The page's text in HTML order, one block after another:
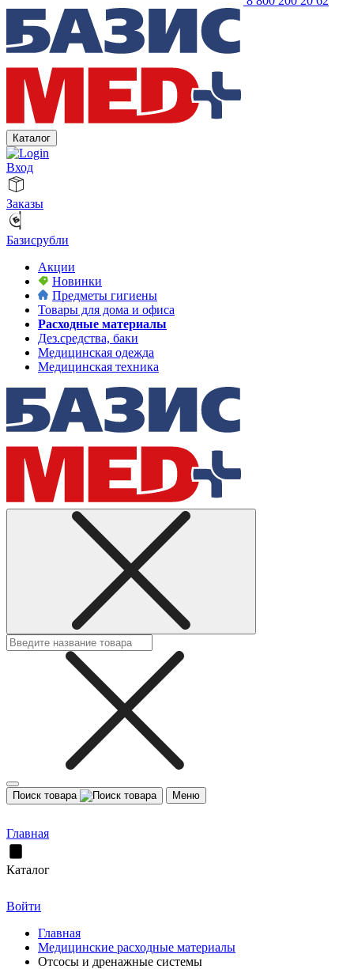
Каталог
Вход
Заказы
Базисрубли
Акции
Новинки
Предметы гигиены
Товары для дома и офиса
Расходные материалы
Дез.средства, баки
Медицинская одежда
Медицинская техника
Поиск товара Меню
Главная
Каталог
Войти
Главная
Медицинские расходные материалы
Отсосы и дренажные системы